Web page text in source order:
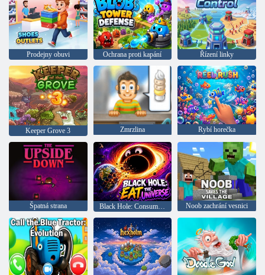
Prodejny obuvi Ochrana proti kapání Řízení linky
Keeper Grove 3 Zmrzlina Rybí horečka
Špatná strana Black Hole: Consume the Universe Noob zachrání vesnici